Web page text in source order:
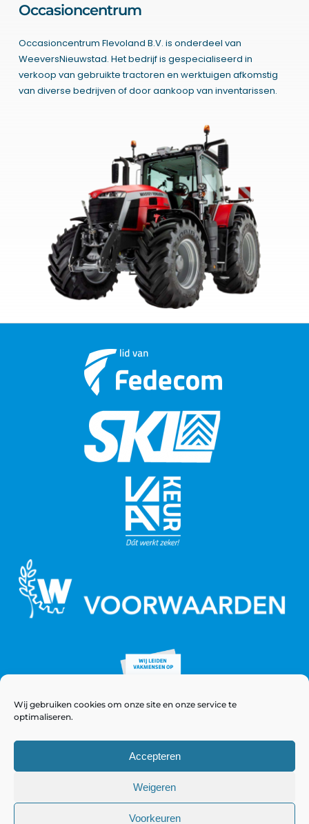
Wij gebruiken cookies om onze site en onze service te
optimaliseren.
Accepteren
Weigeren
Voorkeuren
Occasioncentrum
Occasioncentrum Flevoland B.V. is onderdeel van
WeeversNieuwstad. Het bedrijf is gespecialiseerd in
verkoop van gebruikte tractoren en werktuigen afkomstig
van diverse bedrijven of door aankoop van inventarissen.
© Copyright 2021 - 2026 WeeversNieuwstad